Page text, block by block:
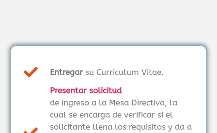
Entregarsu Curriculum Vitae.
Presentar solicitud
de ingreso a la Mesa Directiva, la
cual se encarga de verificar si el
solicitante llena los requisitos y da a